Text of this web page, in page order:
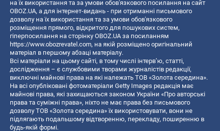
на їх використання та за умови обов'язкового посилання на сайт
OBOZ.UA, а для інтернет-видань - при отриманні письмового
дозволу на їх використання та за умови обов'язкового
розміщення прямого, відкритого для пошукових систем,
гіперпосилання на сторінку OBOZ.UA за посиланням
https://www.obozrevatel.com, на якій розміщено оригінальний
матеріал в першому абзаці матеріалу.
Всі матеріали на цьому сайті, в тому числі інтерв’ю, статті,
дослідження – є службовими творами журналістів редакції,
виключні майнові права на які належать ТОВ «Золота середина».
На всі опубліковані фотоматеріали Getty Images редакція має
майнові права, які захищаються законом України «Про авторські
права та суміжні права», ніхто не має права без письмового
дозволу ТОВ «Золота середина» їх використовувати, вони не
підлягають подальшому відтворенню, перекладу, поширенню в
будь-якій формі.